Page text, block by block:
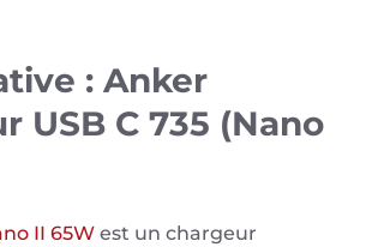
: Anker
USB C 735 (Nano
II 65W est un chargeur